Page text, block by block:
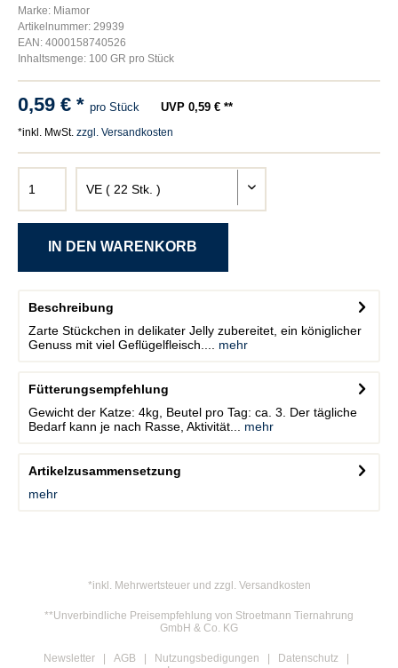
Marke: Miamor
Artikelnummer: 29939
EAN: 4000158740526
Inhaltsmenge: 100 GR pro Stück
0,59 € * pro Stück UVP 0,59 € **
*inkl. MwSt. zzgl. Versandkosten
Beschreibung
Zarte Stückchen in delikater Jelly zubereitet, ein königlicher
Genuss mit viel Geflügelfleisch....
mehr
Fütterungsempfehlung
Gewicht der Katze: 4kg, Beutel pro Tag: ca. 3. Der tägliche
Bedarf kann je nach Rasse, Aktivität...
mehr
Artikelzusammensetzung
mehr
*inkl. Mehrwertsteuer und zzgl. Versandkosten
**Unverbindliche Preisempfehlung von Stroetmann Tiernahrung
GmbH & Co. KG
Newsletter AGB Nutzungsbedigungen
Datenschutz